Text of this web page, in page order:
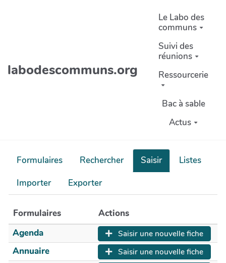
labodescommuns.org
Le Labo des
communs
Suivi des
réunions
Ressourcerie
Bac à sable
Actus
Formulaires Rechercher Saisir
Listes
Importer
Exporter
Formulaires
Actions
Agenda
Saisir une nouvelle fiche
Annuaire Saisir une nouvelle fiche